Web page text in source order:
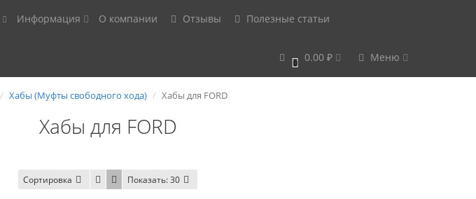
Информация О компании Отзывы Полезные статьи
0 0.00 ₽ Меню
Хабы (Муфты свободного хода) Хабы для FORD
Хабы для FORD
Сортировка Показать:30